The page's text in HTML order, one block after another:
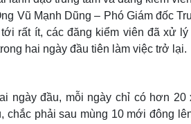
Vũ Mạnh Dũng – Phó Giám đốc
rất ít, các đăng kiểm viên đã xử
hai ngày đầu tiên làm việc trở lại.
ngày đầu, mỗi ngày chỉ có hơn
chắc phải sau mùng 10 mới đông